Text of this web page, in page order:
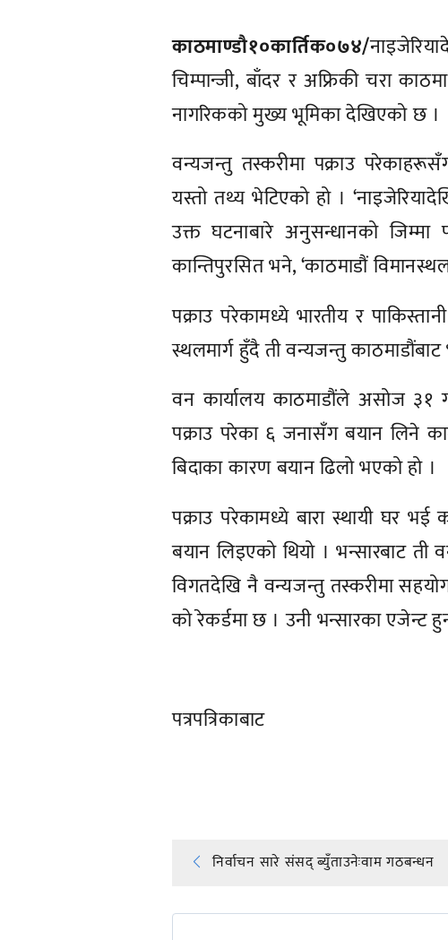
काठमाण्डाै१०कार्तिक०७४/
चिम्पान्जी, बाँदर र अफ्रिकी चरा
नागरिकको मुख्य भूमिका देखिएको छ ।
वन्यजन्तु तस्करीमा पक्राउ
यस्तो तथ्य भेटिएको हो ।
उक्त घटनाबारे अनुसन्धानको
कान्तिपुरसित भने, ‘काठमाडौं
पक्राउ परेकामध्ये भारतीय र
स्थलमार्ग हुँदै ती वन्यजन्तु
वन कार्यालय काठमाडौंले असोज ३१
पक्राउ परेका ६ जनासँग बयान लिने
बिदाका कारण बयान ढिलो भएको हो ।
पक्राउ परेकामध्ये बारा स्थायी घर
बयान लिइएको थियो । भन्सारबाट
विगतदेखि नै वन्यजन्तु तस्करीमा
को रेकर्डमा छ । उनी भन्सारका
पत्रपत्रिकाबाट
Post
navigation
निर्वाचन सारे संसद् ब्युँताउनेःवाम गठबन्धन